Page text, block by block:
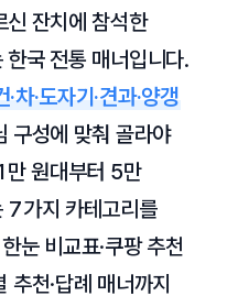
신 잔치에 참석한
국 전통 매너입니다.
·차·도자기·견과·양갱
구성에 맞춰 골라야
만 원대부터 5만
7가지 카테고리를
눈 비교표·쿠팡 추천
추천·답례 매너까지